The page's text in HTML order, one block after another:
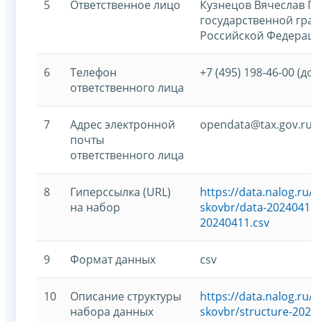
5 Ответственное лицо
Кузнецов
государственной
Российской
6
Телефон
ответственного лица
+7 (495) 198-46-00
7
Адрес электронной
почты
ответственного лица
8
Гиперссылка (URL)
на набор
https://
skovbr/data-
20240411.csv
9 Формат данных csv
10
Описание структуры
набора данных
https://
skovbr/structure-